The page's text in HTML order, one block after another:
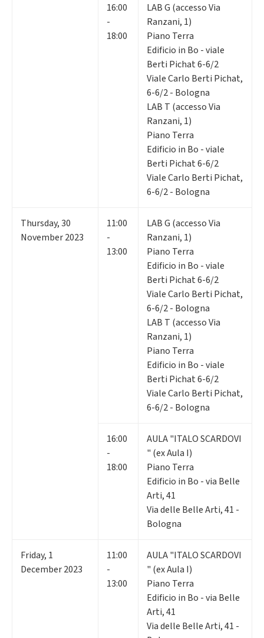
16:00
-
18:00
LAB G (accesso Via
Ranzani, 1)
Piano Terra
Edificio in Bo - viale
Berti Pichat 6-6/2
Viale Carlo Berti Pichat,
6-6/2 - Bologna
LAB T (accesso Via
Ranzani, 1)
Piano Terra
Edificio in Bo - viale
Berti Pichat 6-6/2
Viale Carlo Berti Pichat,
6-6/2 - Bologna
Thursday,30
November 2023
11:00
-
13:00
LAB G (accesso Via
Ranzani, 1)
Piano Terra
Edificio in Bo - viale
Berti Pichat 6-6/2
Viale Carlo Berti Pichat,
6-6/2 - Bologna
LAB T (accesso Via
Ranzani, 1)
Piano Terra
Edificio in Bo - viale
Berti Pichat 6-6/2
Viale Carlo Berti Pichat,
6-6/2 - Bologna
16:00
-
18:00
AULA "ITALO SCARDOVI
" (ex Aula I)
Piano Terra
Edificio in Bo - via Belle
Arti, 41
Via delle Belle Arti, 41 -
Bologna
Friday, 1
December 2023
11:00
-
13:00
AULA "ITALO SCARDOVI
" (ex Aula I)
Piano Terra
Edificio in Bo - via Belle
Arti, 41
Via delle Belle Arti, 41 -